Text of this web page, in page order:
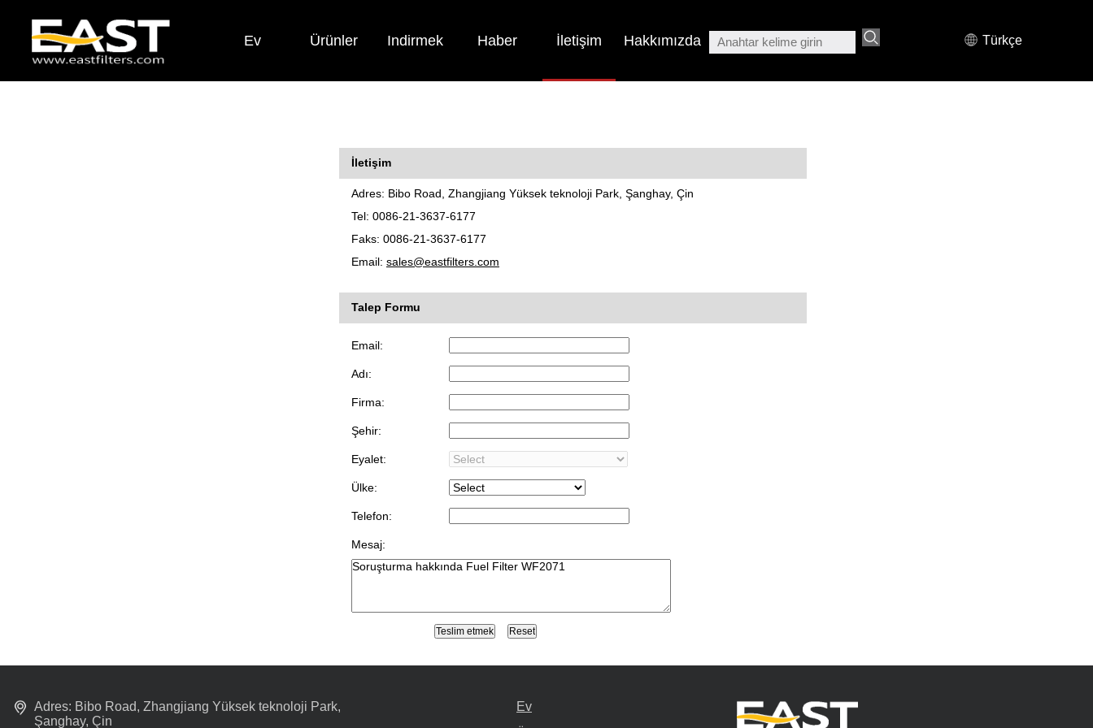
Ev Ürünler Indirmek Haber İletişim Hakkımızda Türkçe
İletişim
Adres: Bibo Road, Zhangjiang Yüksek teknoloji Park, Şanghay, Çin
Tel: 0086-21-3637-6177
Faks: 0086-21-3637-6177
Email: sales@eastfilters.com
Talep Formu
Email:
Adı:
Firma:
Şehir:
Eyalet:
Ülke:
Telefon:
Mesaj:
Adres: Bibo Road, Zhangjiang Yüksek teknoloji Park,
Şanghay, Çin
Ev